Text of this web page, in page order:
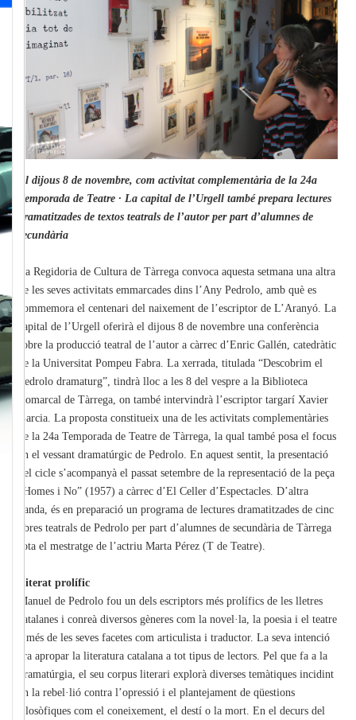
El dijous 8 de novembre, com activitat complementària de la 24a
Temporada de Teatre · La capital de l’Urgell també prepara lectures
dramatitzades de textos teatrals de l’autor per part d’alumnes de
secundària
La Regidoria de Cultura de Tàrrega convoca aquesta setmana una altra
de les seves activitats emmarcades dins l’Any Pedrolo, amb què es
commemora el centenari del naixement de l’escriptor de L’Aranyó. La
capital de l’Urgell oferirà el dijous 8 de novembre una conferència
sobre la producció teatral de l’autor a càrrec d’Enric Gallén, catedràtic
de la Universitat Pompeu Fabra. La xerrada, titulada “Descobrim el
Pedrolo dramaturg”, tindrà lloc a les 8 del vespre a la Biblioteca
Comarcal de Tàrrega, on també intervindrà l’escriptor targarí Xavier
Garcia. La proposta constitueix una de les activitats complementàries
de la 24a Temporada de Teatre de Tàrrega, la qual també posa el focus
en el vessant dramatúrgic de Pedrolo. En aquest sentit, la presentació
del cicle s’acompanyà el passat setembre de la representació de la peça
“Homes i No” (1957) a càrrec d’El Celler d’Espectacles. D’altra
banda, és en preparació un programa de lectures dramatitzades de cinc
obres teatrals de Pedrolo per part d’alumnes de secundària de Tàrrega
sota el mestratge de l’actriu Marta Pérez (T de Teatre).
Literat prolífic
Manuel de Pedrolo fou un dels escriptors més prolífics de les lletres
catalanes i conreà diversos gèneres com la novel·la, la poesia i el teatre
a més de les seves facetes com articulista i traductor. La seva intenció
era apropar la literatura catalana a tot tipus de lectors. Pel que fa a la
dramatúrgia, el seu corpus literari explorà diverses temàtiques incidint
en la rebel·lió contra l’opressió i el plantejament de qüestions
filosòfiques com el coneixement, el destí o la mort. En el decurs del